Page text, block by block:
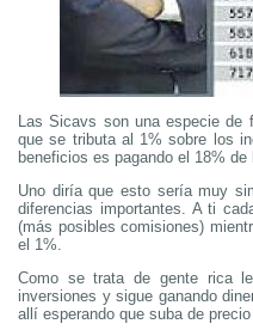
Las Sicavs son una especie de
que se tributa al 1% sobre los
beneficios es pagando el 18%
Uno diría que esto sería muy
diferencias importantes. A ti
(más posibles comisiones)
el 1%.
Como se trata de gente rica
inversiones y sigue ganando
allí esperando que suba de